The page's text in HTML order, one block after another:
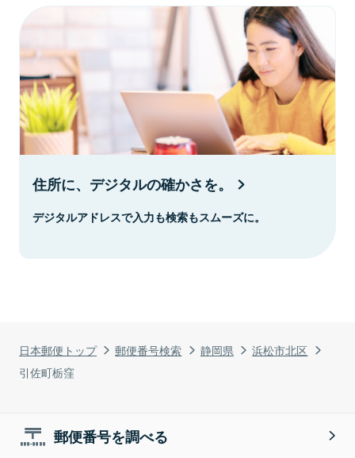
日本郵便トップ 郵便番号検索 静岡県
浜松市北区
引佐町栃窪
住所に、デジタルの確かさを。
デジタルアドレスで入力も検索もスムーズに。
郵便番号を調べる